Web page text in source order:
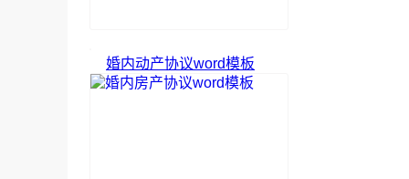
婚内动产协议word模板